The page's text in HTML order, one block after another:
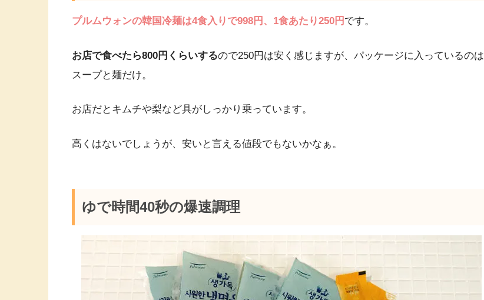
プルムウォンの韓国冷麺は4食入りで998円、1食あたり250円 です。
お店で食べたら800円くらいするので250円は安く感じますが、パッケージに入っているのは
スープと麺だけ。
お店だとキムチや梨など具がしっかり乗っています。
高くはないでしょうが、安いと言える値段でもないかなぁ。
ゆで時間40秒の爆速調理